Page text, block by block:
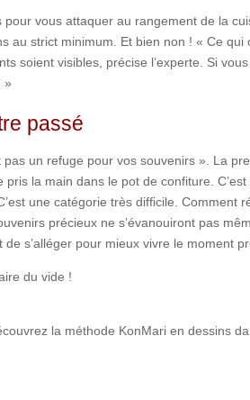
vous attaquer au rangement de la
au strict minimum. Et bien non ! « Ce
soient visibles, précise l’experte. Si
»
passé
pas un refuge pour vos souvenirs ». La
la main dans le pot de confiture.
une catégorie très difficile. Comment
précieux ne s’évanouiront pas
s’alléger pour mieux vivre le moment
du vide !
la méthode KonMari en dessins